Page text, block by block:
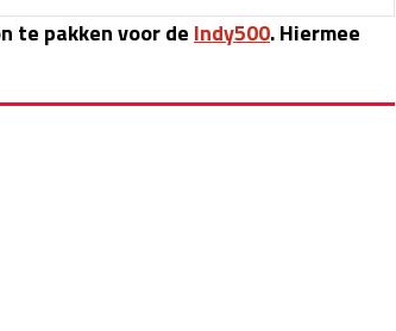
te pakken voor de Indy500. Hiermee